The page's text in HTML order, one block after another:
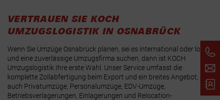
VERTRAUEN SIE KOCH
UMZUGSLOGISTIK IN OSNABRÜCK
Wenn Sie Umzüge Osnabrück planen, sei es international oder lokal,
und eine zuverlässige Umzugsfirma suchen, dann ist KOCH
Umzugslogistik Ihre erste Wahl. Unser Service umfasst die
komplette Zollabfertigung beim Export und ein breites Angebot, das
auch Privatumzüge, Personalumzüge, EDV-Umzüge,
Betriebsverlagerungen, Einlagerungen und Relocation-